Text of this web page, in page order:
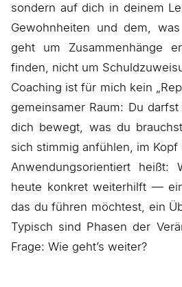
sondern auf dich in deinem
Gewohnheiten und dem,
geht um Zusammenhänge
finden, nicht um
Coaching ist für mich kein
gemeinsamer Raum: Du
dich bewegt, was du
sich stimmig anfühlen, im Kopf
Anwendungsorientiert
heute konkret weiterhilft —
das du führen möchtest, ein
Typisch sind Phasen der
Frage: Wie geht’s weiter?